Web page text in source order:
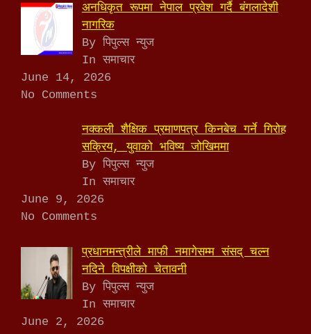
अनधिकृत रूपमा नेपाल प्रवेश गर्दै बंगलादेशी
नागरिक
By पिपुल्स न्युज
In समाचार
June 14, 2026
No Comments
नक्कली शैक्षिक प्रमाणपत्र किनबेच गर्ने गिरोह
सक्रिय, युवाको भविष्य जोखिममा
By पिपुल्स न्युज
In समाचार
June 9, 2026
No Comments
प्रधानमन्त्रीले माफी नमागेसम्म संसद् चल्न
नदिने विपक्षीको चेतावनी
By पिपुल्स न्युज
In समाचार
June 2, 2026